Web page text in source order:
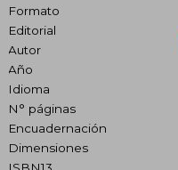
Formato
Editorial
Autor
Año
Idioma
N° páginas
Encuadernación
Dimensiones